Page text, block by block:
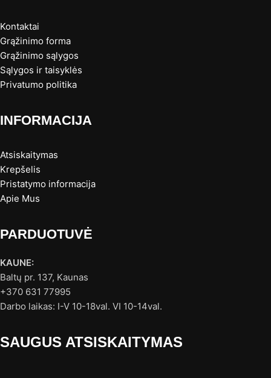
Kontaktai
Grąžinimo forma
Grąžinimo sąlygos
Sąlygos ir taisyklės
Privatumo politika
INFORMACIJA
Atsiskaitymas
Krepšelis
Pristatymo informacija
Apie Mus
PARDUOTUVĖ
KAUNE:
Baltų pr. 137, Kaunas
+370 631 77995
Darbo laikas: I-V 10-18val. VI 10-14val.
SAUGUS ATSISKAITYMAS